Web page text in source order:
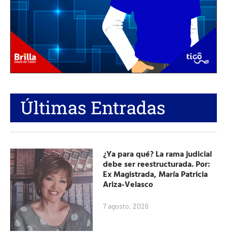
Últimas Entradas
¿Ya para qué? La rama judicial
debe ser reestructurada. Por:
Ex Magistrada, María Patricia
Ariza-Velasco
7 agosto, 2026